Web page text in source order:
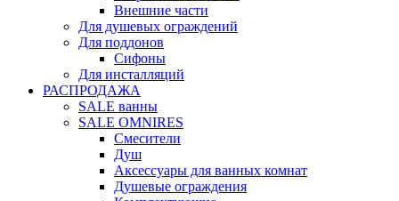
Внешние части
Для душевых ограждений
Для поддонов
Сифоны
Для инсталляций
РАСПРОДАЖА
SALE ванны
SALE OMNIRES
Смесители
Душ
Аксессуары для ванных комнат
Душевые ограждения